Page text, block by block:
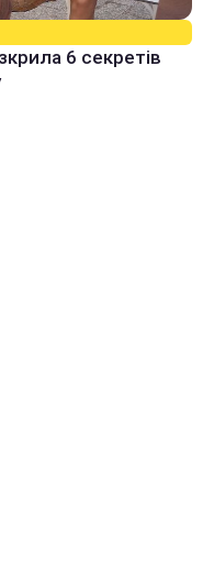
6 секретів